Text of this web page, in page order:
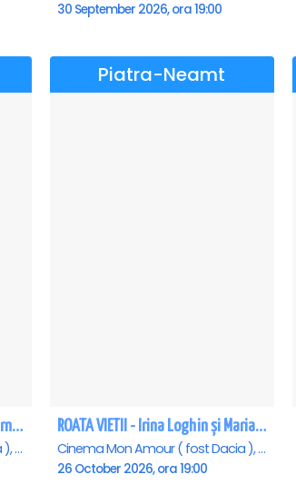
30 September 2026, ora 19:00
NELU VLAD si Formatia AZUR - Turneu Aniversar 50 de ani - Piatra Neamt
Cinema Mon Amour ( fost Dacia ), Piatra-Neamt
Piatra-Neamt
ROATA VIETII - Irina Loghin și Maria Dragomiroiu - Piatra Neamt
Cinema Mon Amour ( fost Dacia ), Piatra-Neamt
26 October 2026, ora 19:00